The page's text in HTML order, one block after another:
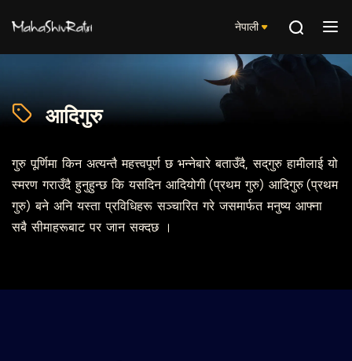
नेपाली
आदिगुरु
गुरु पूर्णिमा किन अत्यन्तै महत्त्वपूर्ण छ भन्नेबारे बताउँदै, सद्‌गुरु हामीलाई यो
स्मरण गराउँदै हुनुहुन्छ कि यसदिन आदियोगी (प्रथम गुरु) आदिगुरु (प्रथम
गुरु) बने अनि यस्ता प्रविधिहरू सञ्चारित गरे जसमार्फत मनुष्य आफ्ना
सबै सीमाहरूबाट पर जान सक्दछ ।